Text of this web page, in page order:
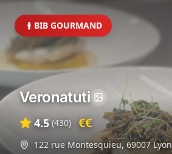
BIB GOURMAND
Veronatuti
4.5 (430) €€
122 rue Montesquieu, 69007 Lyon